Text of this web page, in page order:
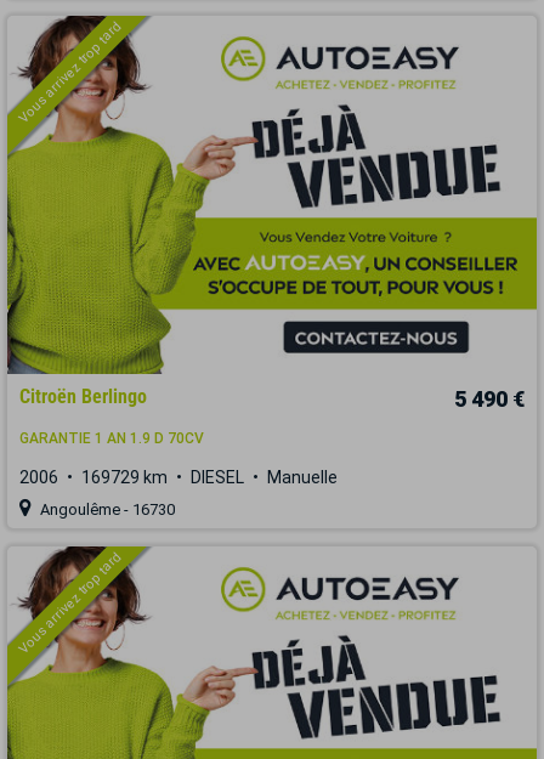
Vous arrivez trop tard
Citroën Berlingo 5 490 €
GARANTIE 1 AN 1.9 D 70CV
2006 169729 km DIESEL Manuelle
Angoulême - 16730
Vous arrivez trop tard